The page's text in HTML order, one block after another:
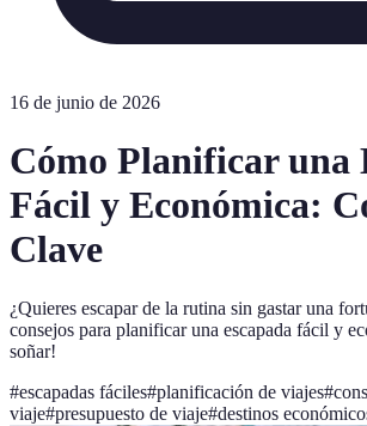
16 de junio de 2026
Cómo Planificar una
Fácil y Económica:
Clave
¿Quieres escapar de la rutina sin gastar una
consejos para planificar una escapada fácil y
soñar!
#escapadas fáciles#planificación de viajes#
viaje#presupuesto de viaje#destinos